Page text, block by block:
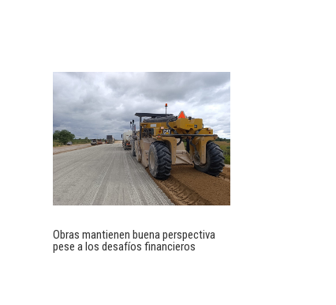
Obras mantienen buena perspectiva
pese a los desafíos financieros